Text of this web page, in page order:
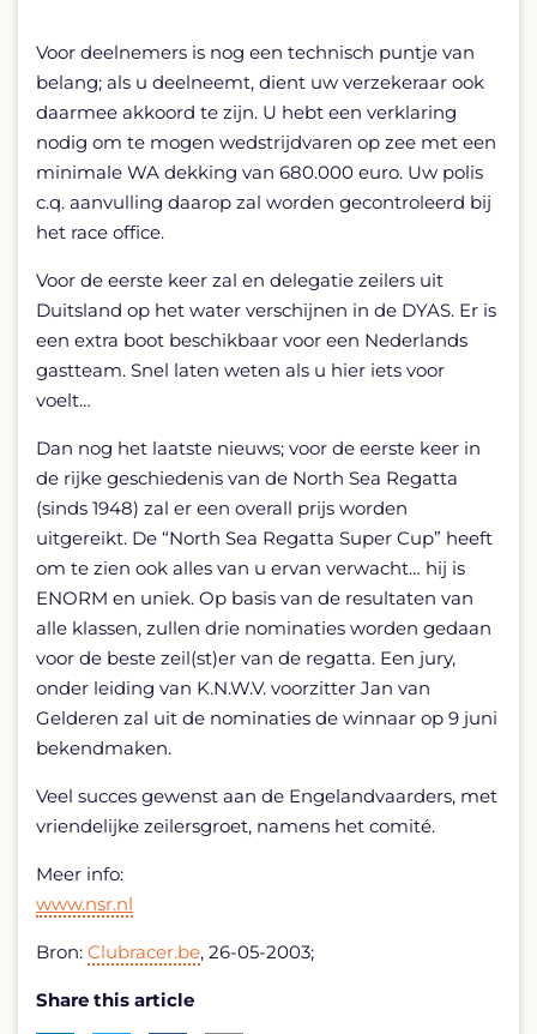
Voor deelnemers is nog een technisch puntje van
belang; als u deelneemt, dient uw verzekeraar ook
daarmee akkoord te zijn. U hebt een verklaring
nodig om te mogen wedstrijdvaren op zee met een
minimale WA dekking van 680.000 euro. Uw polis
c.q. aanvulling daarop zal worden gecontroleerd bij
het race office.
Voor de eerste keer zal en delegatie zeilers uit
Duitsland op het water verschijnen in de DYAS. Er is
een extra boot beschikbaar voor een Nederlands
gastteam. Snel laten weten als u hier iets voor
voelt…
Dan nog het laatste nieuws; voor de eerste keer in
de rijke geschiedenis van de North Sea Regatta
(sinds 1948) zal er een overall prijs worden
uitgereikt. De “North Sea Regatta Super Cup” heeft
om te zien ook alles van u ervan verwacht… hij is
ENORM en uniek. Op basis van de resultaten van
alle klassen, zullen drie nominaties worden gedaan
voor de beste zeil(st)er van de regatta. Een jury,
onder leiding van K.N.W.V. voorzitter Jan van
Gelderen zal uit de nominaties de winnaar op 9 juni
bekendmaken.
Veel succes gewenst aan de Engelandvaarders, met
vriendelijke zeilersgroet, namens het comité.
Meer info:
www.nsr.nl
Bron: Clubracer.be, 26-05-2003;
Share this article